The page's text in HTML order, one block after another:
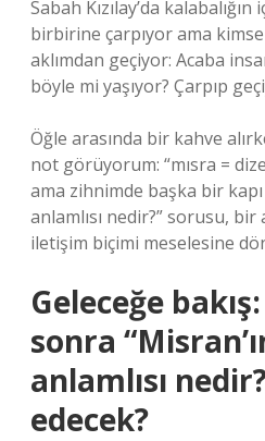
Sabah Kızılay’da
birbirine çarpıyor ama
aklımdan geçiyor: Acaba
böyle mi yaşıyor? Çarpıp
Öğle arasında bir kahve
not görüyorum: “mısra =
ama zihnimde başka bir kapı
anlamlısı nedir?” sorusu,
iletişim biçimi meselesine
Geleceğe
sonra
anlamlısı
edecek?